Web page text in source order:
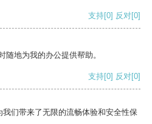
支持[0] 反对[0]
随地为我的办公提供帮助。
支持[0] 反对[0]
们带来了无限的流畅体验和安全性保